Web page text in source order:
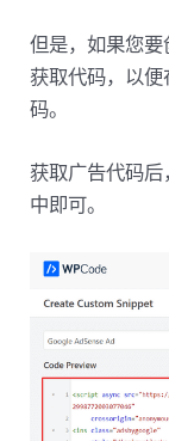
但是，如果您
获取代码，以
码。
获取广告代码
中即可。